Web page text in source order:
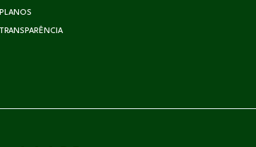
PLANOS
TRANSPARÊNCIA